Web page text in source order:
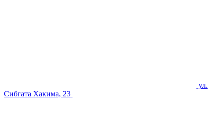
ул.
Сибгата Хакима, 23